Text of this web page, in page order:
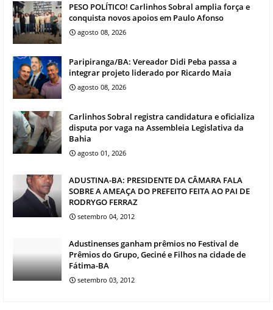
PESO POLÍTICO! Carlinhos Sobral amplia força e
conquista novos apoios em Paulo Afonso
agosto 08, 2026
Paripiranga/BA: Vereador Didi Peba passa a
integrar projeto liderado por Ricardo Maia
agosto 08, 2026
Carlinhos Sobral registra candidatura e oficializa
disputa por vaga na Assembleia Legislativa da
Bahia
agosto 01, 2026
ADUSTINA-BA: PRESIDENTE DA CÂMARA FALA
SOBRE A AMEAÇA DO PREFEITO FEITA AO PAI DE
RODRYGO FERRAZ
setembro 04, 2012
Adustinenses ganham prêmios no Festival de
Prêmios do Grupo, Geciné e Filhos na cidade de
Fátima-BA
setembro 03, 2012